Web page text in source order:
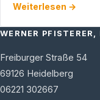
Sachen "L 600" an
Weiterlesen →
WERNER PFISTERER,
Freiburger Straße 54
69126 Heidelberg
06221 302667